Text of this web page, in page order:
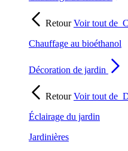
RetourVoir tout de
Chauffage au bioéthanol
Décoration de jardin
RetourVoir tout de
Éclairage du jardin
Jardinières